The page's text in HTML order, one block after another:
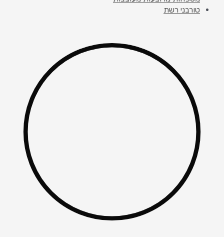
טורבני רשת